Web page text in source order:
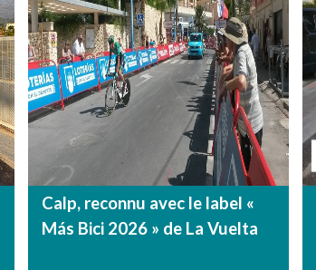
Calp, reconnu avec le label «
Más Bici 2026 » de La Vuelta